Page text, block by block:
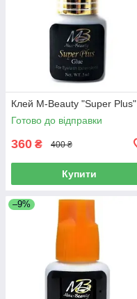
Клей M-Beauty "Super Plus"
Готово до відправки
360 ₴ 400 ₴
Купити
–9%